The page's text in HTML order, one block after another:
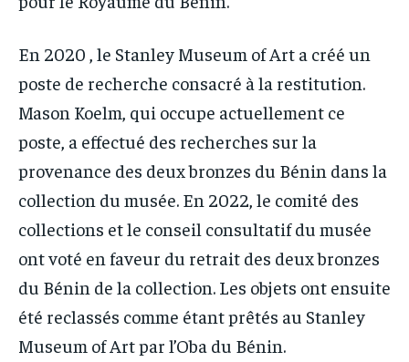
En 2020 , le Stanley Museum of Art a créé un
poste de recherche consacré à la restitution.
Mason Koelm, qui occupe actuellement ce
poste, a effectué des recherches sur la
provenance des deux bronzes du Bénin dans la
collection du musée. En 2022, le comité des
collections et le conseil consultatif du musée
ont voté en faveur du retrait des deux bronzes
du Bénin de la collection. Les objets ont ensuite
été reclassés comme étant prêtés au Stanley
Museum of Art par l’Oba du Bénin.